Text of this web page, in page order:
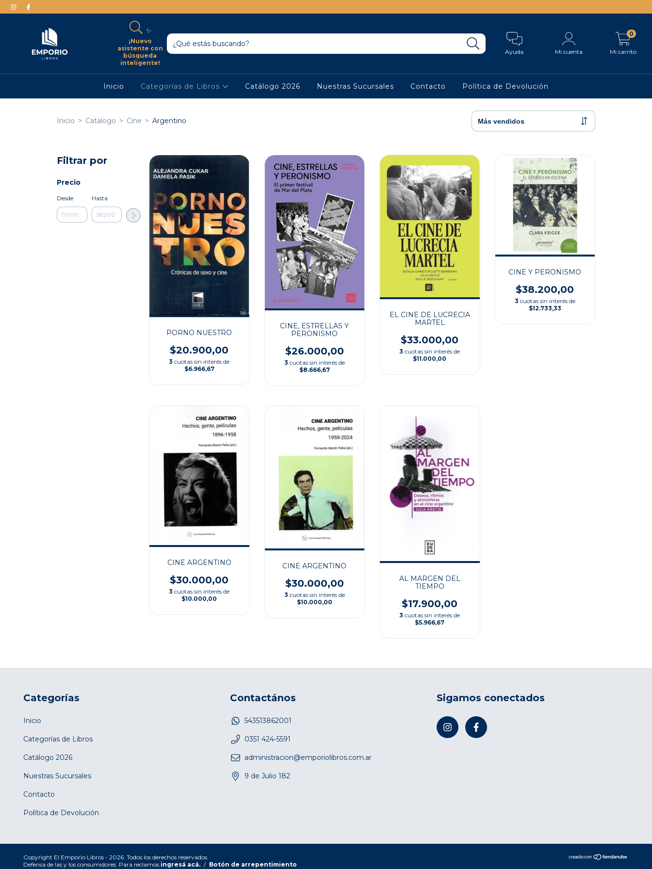
✨
¡Nuevo
asistente con
búsqueda
inteligente!
Ayuda Mi cuenta Mi carrito
0
Inicio Categorías de Libros Catálogo 2026 Nuestras Sucursales Contacto Política de Devolución
Inicio > Catalogo > Cine > Argentino
Filtrar por
Precio
Desde Hasta
PORNO NUESTRO
$20.900,00
3 cuotas sin interés de
$6.966,67
CINE, ESTRELLAS Y
PERONISMO
$26.000,00
3 cuotas sin interés de
$8.666,67
EL CINE DE LUCRECIA
MARTEL
$33.000,00
3 cuotas sin interés de
$11.000,00
CINE Y PERONISMO
$38.200,00
3 cuotas sin interés de
$12.733,33
CINE ARGENTINO
$30.000,00
3 cuotas sin interés de
$10.000,00
CINE ARGENTINO
$30.000,00
3 cuotas sin interés de
$10.000,00
AL MARGEN DEL
TIEMPO
$17.900,00
3 cuotas sin interés de
$5.966,67
Categorías
Inicio
Categorías de Libros
Catálogo 2026
Nuestras Sucursales
Contacto
Política de Devolución
Contactános
543513862001
0351 424-5591
administracion@emporiolibros.com.ar
9 de Julio 182
Sigamos conectados
Copyright El Emporio Libros - 2026. Todos los derechos reservados.
Defensa de las y los consumidores. Para reclamos ingresá acá. / Botón de arrepentimiento